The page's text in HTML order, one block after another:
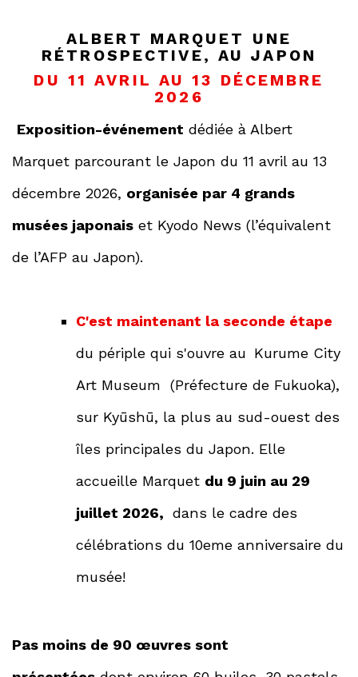
ALBERT MARQUET UNE
RÉTROSPECTIVE, AU JAPON
DU 11 AVRIL AU 13 DÉCEMBRE
2026
Exposition-événement dédiée à Albert
Marquet parcourant le Japon du 11 avril au 13
décembre 2026, organisée par 4 grands
musées japonais et Kyodo News (l’équivalent
de l’AFP au Japon).
C'est maintenant la seconde étape
du périple qui s'ouvre au Kurume City
Art Museum (Préfecture de Fukuoka),
sur Kyūshū, la plus au sud-ouest des
îles principales du Japon. Elle
accueille Marquet du 9 juin au 29
juillet 2026, dans le cadre des
célébrations du 10eme anniversaire du
musée!
Pas moins de 90 œuvres sont